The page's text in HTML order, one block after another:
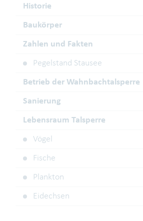
Historie
Baukörper
Zahlen und Fakten
Pegelstand Stausee
Betrieb der Wahnbachtalsperre
Sanierung
Lebensraum Talsperre
Vögel
Fische
Plankton
Eidechsen